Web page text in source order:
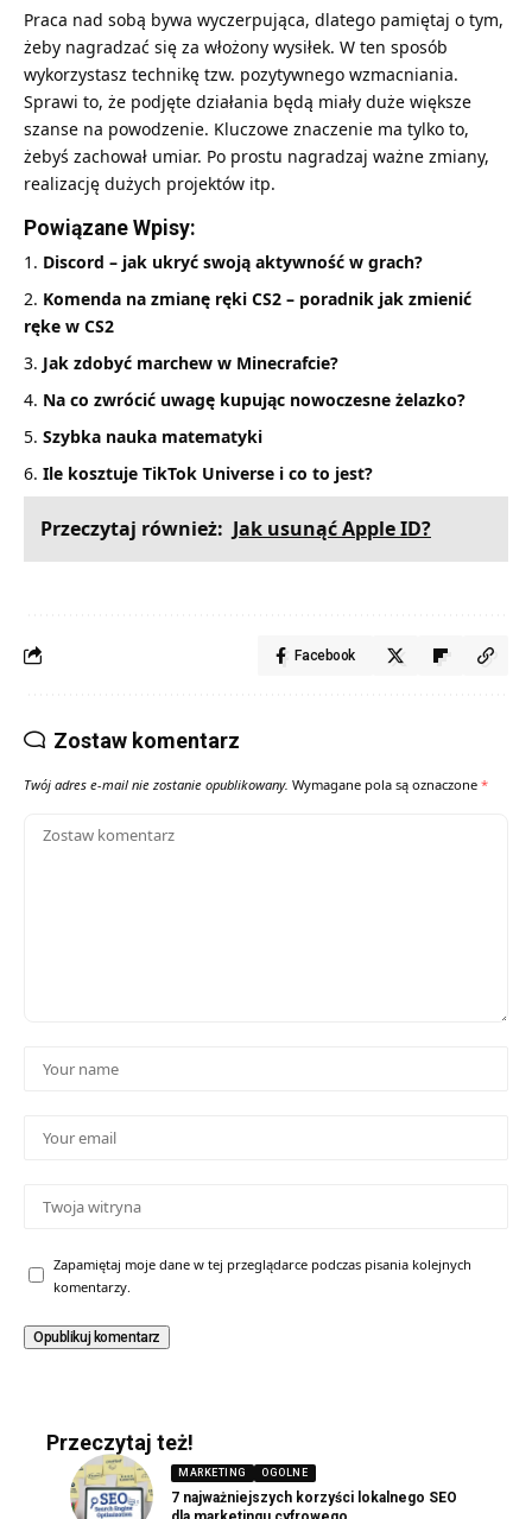
Praca nad sobą bywa wyczerpująca, dlatego pamiętaj o tym,
żeby nagradzać się za włożony wysiłek. W ten sposób
wykorzystasz technikę tzw. pozytywnego wzmacniania.
Sprawi to, że podjęte działania będą miały duże większe
szanse na powodzenie. Kluczowe znaczenie ma tylko to,
żebyś zachował umiar. Po prostu nagradzaj ważne zmiany,
realizację dużych projektów itp.
Powiązane Wpisy:
Discord – jak ukryć swoją aktywność w grach?
Komenda na zmianę ręki CS2 – poradnik jak zmienić
ręke w CS2
Jak zdobyć marchew w Minecrafcie?
Na co zwrócić uwagę kupując nowoczesne żelazko?
Szybka nauka matematyki
Ile kosztuje TikTok Universe i co to jest?
Przeczytaj również: Jak usunąć Apple ID?
Facebook
Zostaw komentarz
Twój adres e-mail nie zostanie opublikowany. Wymagane pola są oznaczone *
Zapamiętaj moje dane w tej przeglądarce podczas pisania kolejnych
komentarzy.
Przeczytaj też!
MARKETING OGOLNE
7 najważniejszych korzyści lokalnego SEO